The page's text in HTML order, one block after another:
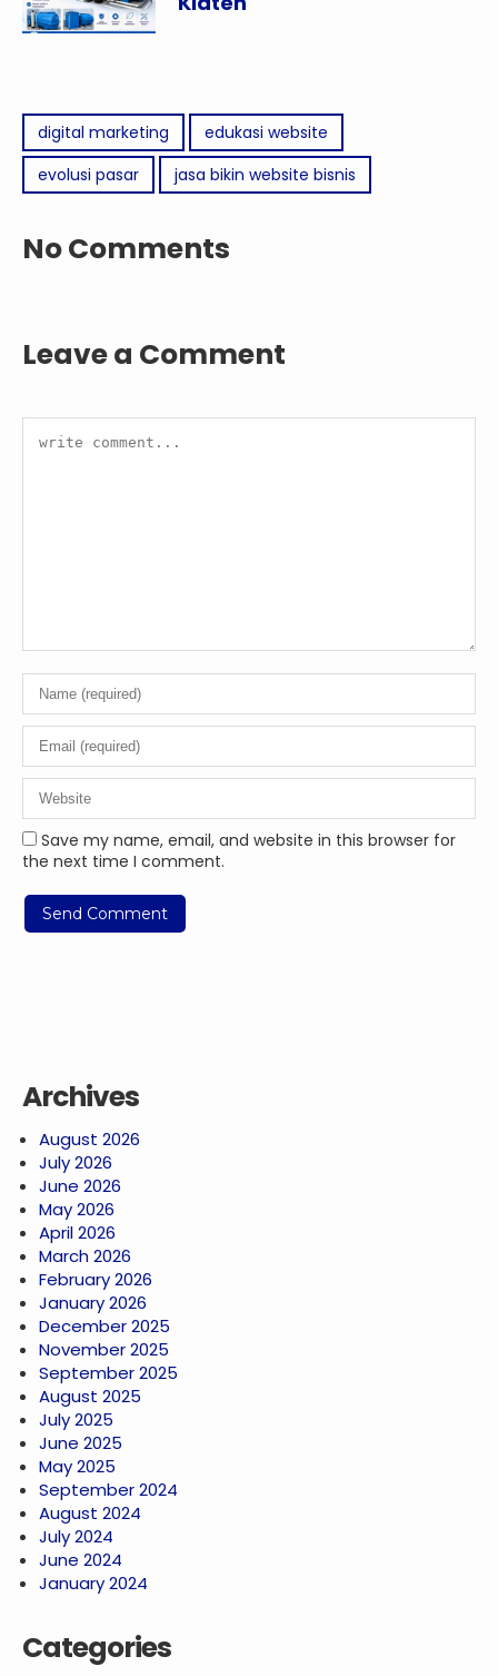
digital marketing
edukasi website
evolusi pasar
jasa bikin website bisnis
No Comments
Leave a Comment
Save my name, email, and website in this browser for
the next time I comment.
Archives
August 2026
July 2026
June 2026
May 2026
April 2026
March 2026
February 2026
January 2026
December 2025
November 2025
September 2025
August 2025
July 2025
June 2025
May 2025
September 2024
August 2024
July 2024
June 2024
January 2024
Categories